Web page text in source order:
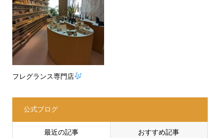
フレグランス専門店
公式ブログ
最近の記事 おすすめ記事